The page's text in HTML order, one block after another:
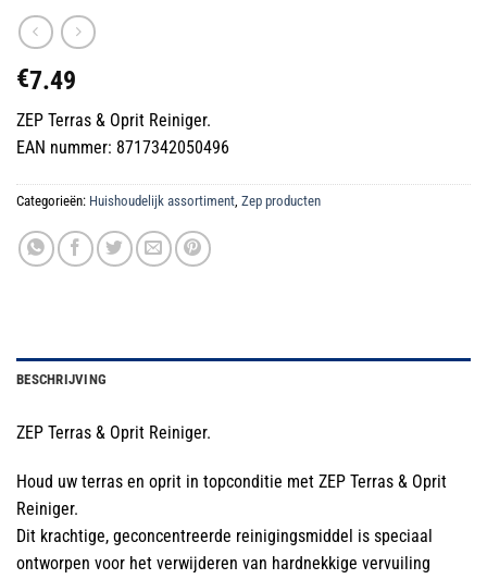
€7.49
ZEP Terras & Oprit Reiniger.
EAN nummer: 8717342050496
Categorieën: Huishoudelijk assortiment Zep producten
BESCHRIJVING
ZEP Terras & Oprit Reiniger.
Houd uw terras en oprit in topconditie met ZEP Terras & Oprit
Reiniger.
Dit krachtige, geconcentreerde reinigingsmiddel is speciaal
ontworpen voor het verwijderen van hardnekkige vervuiling